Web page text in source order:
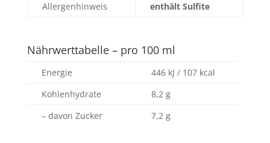
Allergenhinweis
enthält Sulfite
Nährwerttabelle – pro 100 ml
Energie
446 kJ / 107 kcal
Kohlenhydrate
8,2 g
– davon Zucker
7,2 g